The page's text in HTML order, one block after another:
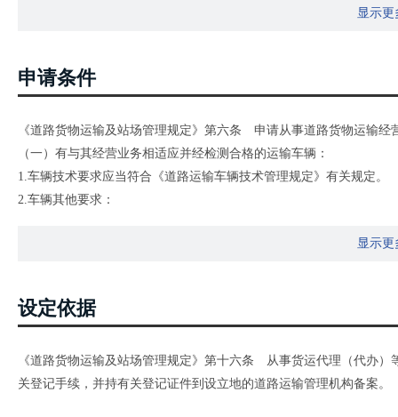
显示更
申请条件
《道路货物运输及站场管理规定》第六条 申请从事道路货物运输经
（一）有与其经营业务相适应并经检测合格的运输车辆：
1.车辆技术要求应当符合《道路运输车辆技术管理规定》有关规定。
2.车辆其他要求：
（2）从事冷藏保鲜、罐式容器等专用运输的，应当具有与运输货物
1.取得与驾驶车辆相应的机动车驾驶证；
3.经设区的市级道路运输管理机构对有关道路货物运输法规、机动
（使用总质量4500千克及以下普通货运车辆的驾驶人员除外）。
显示更
设定依据
《道路货物运输及站场管理规定》第十六条 从事货运代理（代办
关登记手续，并持有关登记证件到设立地的道路运输管理机构备案。